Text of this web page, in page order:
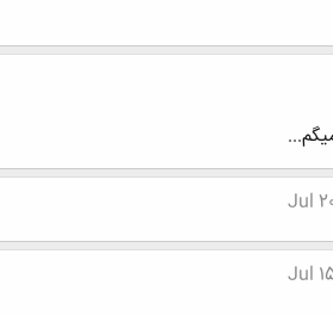
Jul
Jul